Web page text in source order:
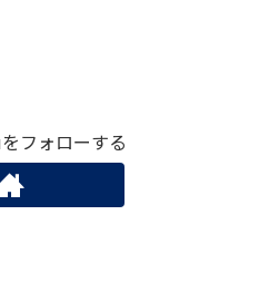
フォローする